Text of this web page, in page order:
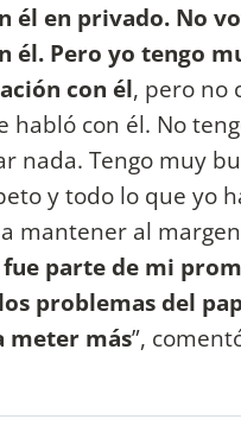
él en privado. No
él. Pero yo tengo
con él, pero no
habló con él. No
nada. Tengo muy
y todo lo que yo
mantener al
parte de mi
problemas del
meter más”,